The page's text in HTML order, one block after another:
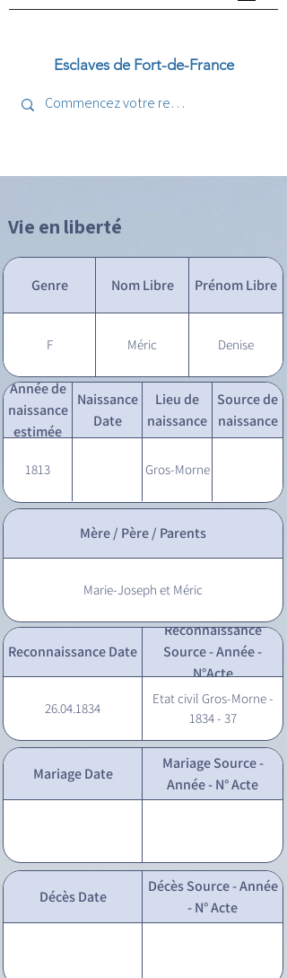
Esclaves de Fort-de-France
Vie en liberté
Genre Nom Libre Prénom Libre
F Méric Denise
Année de
naissance
estimée
Naissance
Date
Lieu de
naissance
Source de
naissance
1813 Gros-Morne
Mère / Père / Parents
Marie-Joseph et Méric
Reconnaissance Date
Reconnaissance
Source - Année -
N°Acte
26.04.1834
Etat civil Gros-Morne -
1834 - 37
Mariage Date
Mariage Source -
Année - N° Acte
Décès Date
Décès Source - Année
- N° Acte